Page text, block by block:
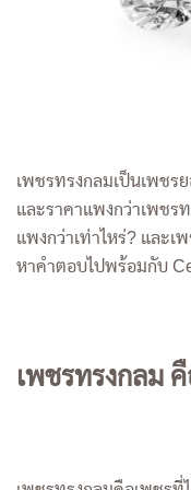
เพชรทรงกลมเป็นเพชร
และราคาแพงกว่าเพชร
แพงกว่าเท่าไหร่? และเ
หาคำตอบไปพร้อมกับ
เพชรทรงกลม คื